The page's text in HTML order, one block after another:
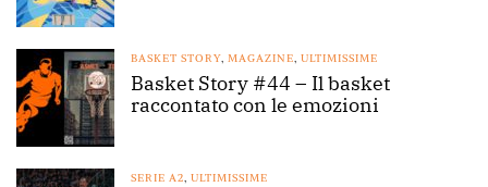
BASKET STORY, MAGAZINE, ULTIMISSIME
Basket Story #44 – Il basket
raccontato con le emozioni
SERIE A2, ULTIMISSIME